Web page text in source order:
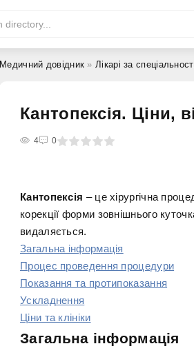
Медичний довідник »Лікарі за
Кантопексія. Ціни,
4 0
4 5
Кантопексія – це хірургічна
корекції форми зовнішнього
видаляється.
Загальна інформація
Процес проведення процедури
Показання та протипоказання
Ускладнення
Ціни та клініки
Загальна інформація